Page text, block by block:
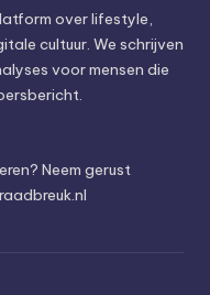
over lifestyle,
cultuur. We schrijven
voor mensen die
Neem gerust